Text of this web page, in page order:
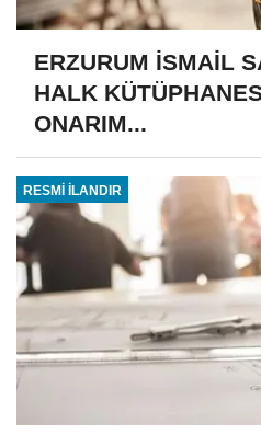
ERZURUM İSMAİL
HALK
ONARIM...
RESMİ İLANDIR